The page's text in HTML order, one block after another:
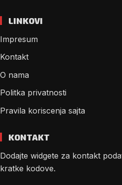
LINKOVI
Impresum
Kontakt
O nama
Politka privatnosti
Pravila koriscenja sajta
KONTAKT
Dodajte widgete za kontakt
kratke kodove.